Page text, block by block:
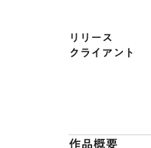
リリース
クライアント